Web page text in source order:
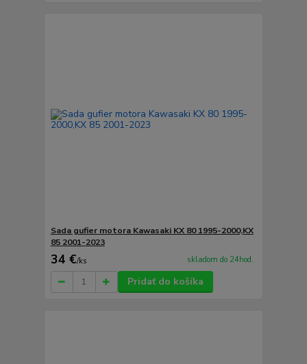
Sada gufier motora Kawasaki KX 80 1995-2000,KX
85 2001-2023
34 €/ks skladom do 24hod.
Pridať do košíka